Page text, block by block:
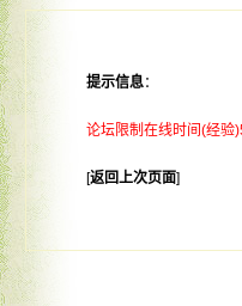
提示信息：
论坛限制在线时间(经验
[返回上次页面]